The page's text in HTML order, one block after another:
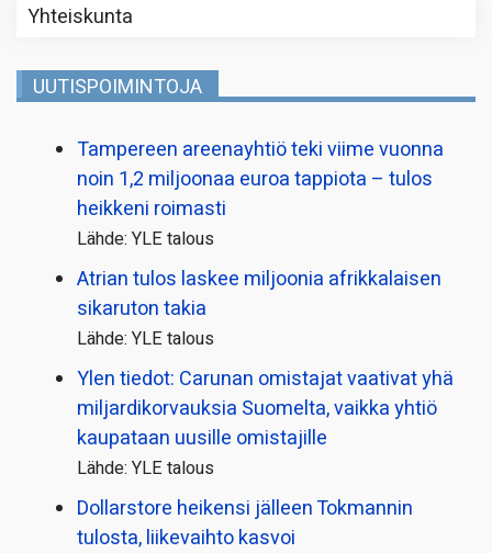
Yhteiskunta
UUTISPOIMINTOJA
Tampereen areenayhtiö teki viime vuonna
noin 1,2 miljoonaa euroa tappiota – tulos
heikkeni roimasti
Lähde: YLE talous
Atrian tulos laskee miljoonia afrikkalaisen
sikaruton takia
Lähde: YLE talous
Ylen tiedot: Carunan omistajat vaativat yhä
miljardi­korvauksia Suomelta, vaikka yhtiö
kaupataan uusille omistajille
Lähde: YLE talous
Dollarstore heikensi jälleen Tokmannin
tulosta, liikevaihto kasvoi